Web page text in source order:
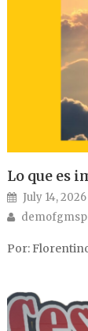
Lo que es
Posted on
July 14, 2026
Author
Por: